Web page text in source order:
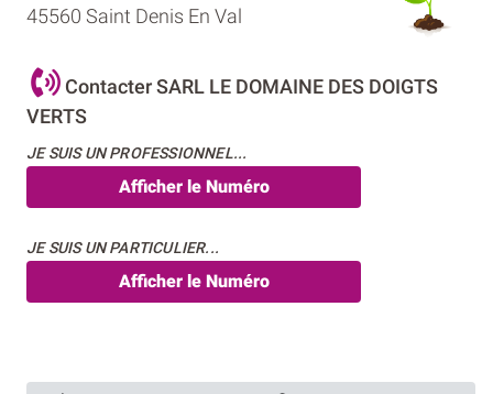
45560 Saint Denis En Val
Contacter SARL LE DOMAINE DES DOIGTS
VERTS
JE SUIS UN PROFESSIONNEL...
Afficher le Numéro
JE SUIS UN PARTICULIER...
Afficher le Numéro